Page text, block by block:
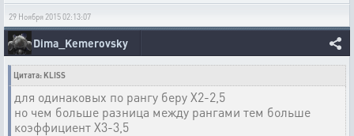
29 Ноября 2015 02:13:07
Dima_Kemerovsky
Цитата: KLISS
для одинаковых по рангу беру Х2-2,5
но чем больше разница между рангами тем больше
коэффициент Х3-3,5